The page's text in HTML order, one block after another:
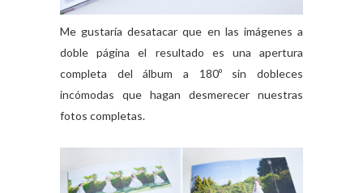
Me gustaría desatacar que en las imágenes a
doble página el resultado es una apertura
completa del álbum a 180º sin dobleces
incómodas que hagan desmerecer nuestras
fotos completas.